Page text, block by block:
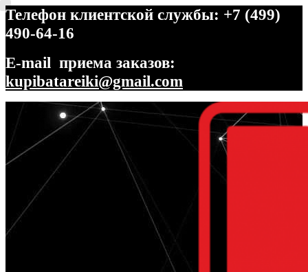
Телефон клиентской службы: +7 (499)
490-64-16
E-mail приема заказов:
kupibatareiki@gmail.com
Перейти
навигации
Перейти
содержимому